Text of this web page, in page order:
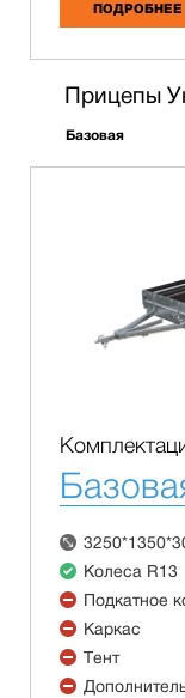
ПОДРОБНЕЕ
Прицепы
Базовая
Колеса R13
Подкатное
Каркас
Тент